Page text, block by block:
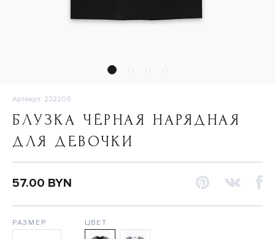
Артикул: 232209
БЛУЗКА ЧЁРНАЯ НАРЯДНАЯ
ДЛЯ ДЕВОЧКИ
57.00 BYN
РАЗМЕР ЦВЕТ